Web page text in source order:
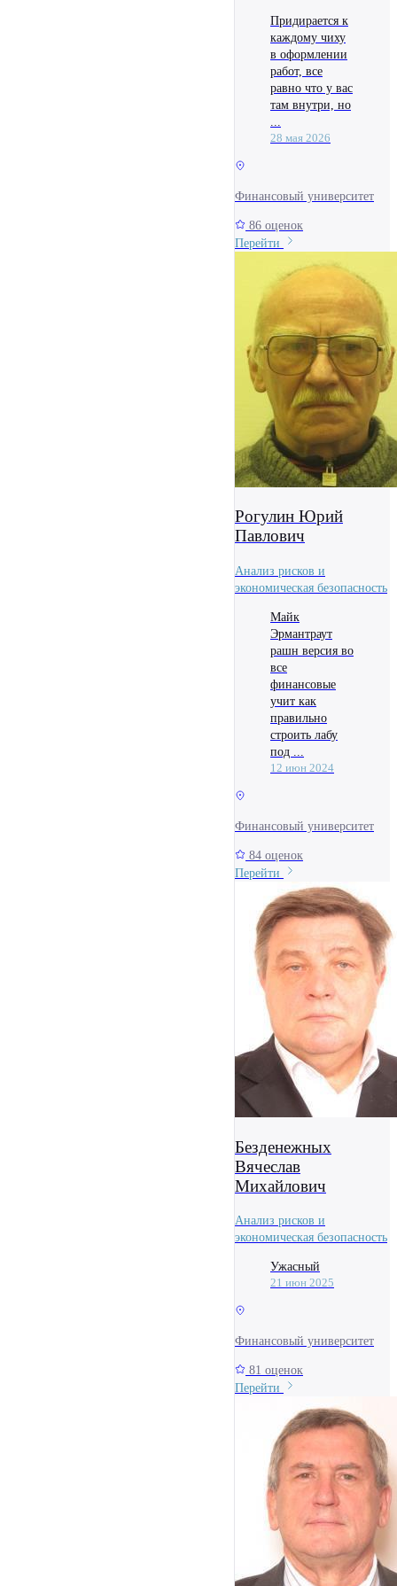
Придирается к
каждому чиху
в оформлении
работ, все
равно что у вас
там внутри, но
28 мая 2026
Финансовый университет
86 оценок
Перейти
Рогулин Юрий
Павлович
Анализ рисков и
экономическая безопасность
Майк
Эрмантраут
рашн версия во
все
финансовые
учит как
правильно
строить лабу
под ...
12 июн 2024
Финансовый университет
84 оценок
Перейти
Безденежных
Вячеслав
Михайлович
Анализ рисков и
экономическая безопасность
Ужасный
21 июн 2025
Финансовый университет
81 оценок
Перейти